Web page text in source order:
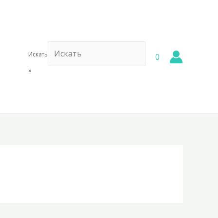
Искать
×
0